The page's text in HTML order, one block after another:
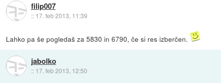
filip007
:: 17. feb 2013, 11:39
Lahko pa še pogledaš za 5830 in 6790, če si res izberčen.
jabolko
:: 17. feb 2013, 12:50